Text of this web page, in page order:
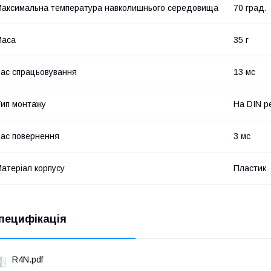
температура навколишнього середовища 70 град.
35 г
спрацьовування 13 мс
монтажу На DIN
повернення 3 мс
корпусу Пластик
R4N.pdf